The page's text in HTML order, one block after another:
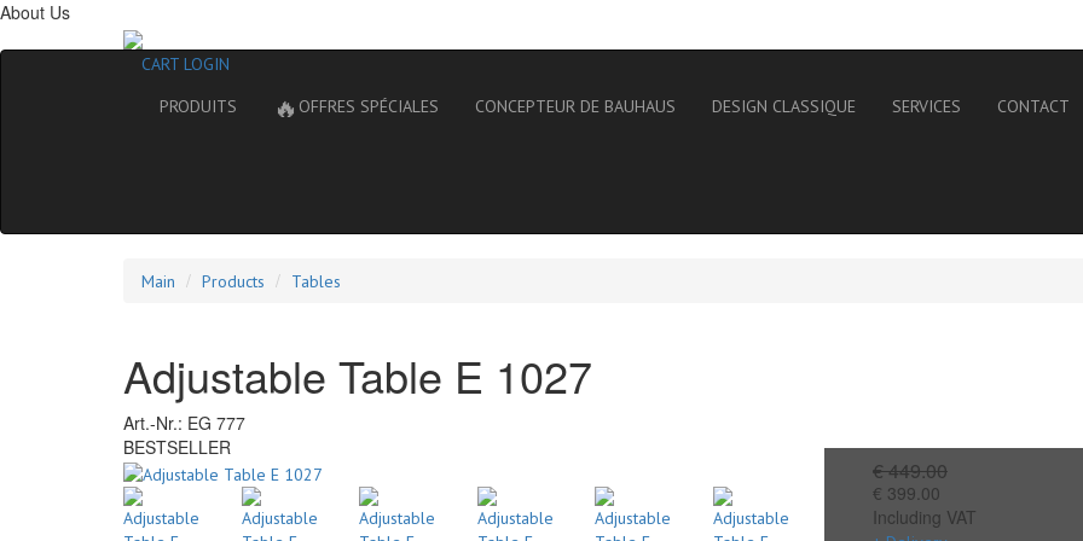
About Us
CART LOGIN
PRODUITS
🔥 OFFRES SPÉCIALES CONCEPTEUR DE BAUHAUS DESIGN CLASSIQUE SERVICES CONTACT
Main Products Tables
Adjustable Table E 1027
Art.-Nr.: EG 777
BESTSELLER
€ 449.00
€ 399.00
Including VAT